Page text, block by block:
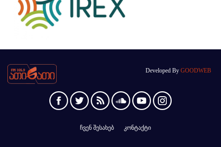
Developed By GOODWEB
ჩვენ შესახებ კონტაქტი